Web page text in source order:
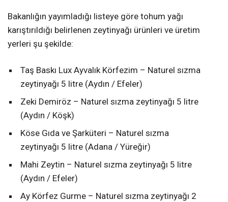
Bakanlığın yayımladığı listeye göre tohum yağı
karıştırıldığı belirlenen zeytinyağı ürünleri ve üretim
yerleri şu şekilde:
Taş Baskı Lux Ayvalık Körfezim – Naturel sızma
zeytinyağı 5 litre (Aydın / Efeler)
Zeki Demiröz – Naturel sızma zeytinyağı 5 litre
(Aydın / Köşk)
Köse Gıda ve Şarküteri – Naturel sızma
zeytinyağı 5 litre (Adana / Yüreğir)
Mahi Zeytin – Naturel sızma zeytinyağı 5 litre
(Aydın / Efeler)
Ay Körfez Gurme – Naturel sızma zeytinyağı 2